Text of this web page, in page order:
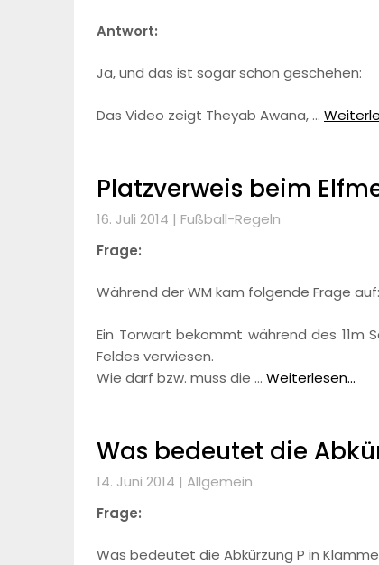
Antwort:
Ja, und das ist sogar schon geschehen:
Das Video zeigt Theyab Awana, …
Platzverweis beim
16. Juli 2014 | Fußball-Regeln
Frage:
Während der WM kam folgende Frage auf:
Ein Torwart bekommt während des
Feldes verwiesen.
Wie darf bzw. muss die … Weiterlesen...
Was bedeutet die
14. Juni 2014 | Allgemein
Frage:
Was bedeutet die Abkürzung P in